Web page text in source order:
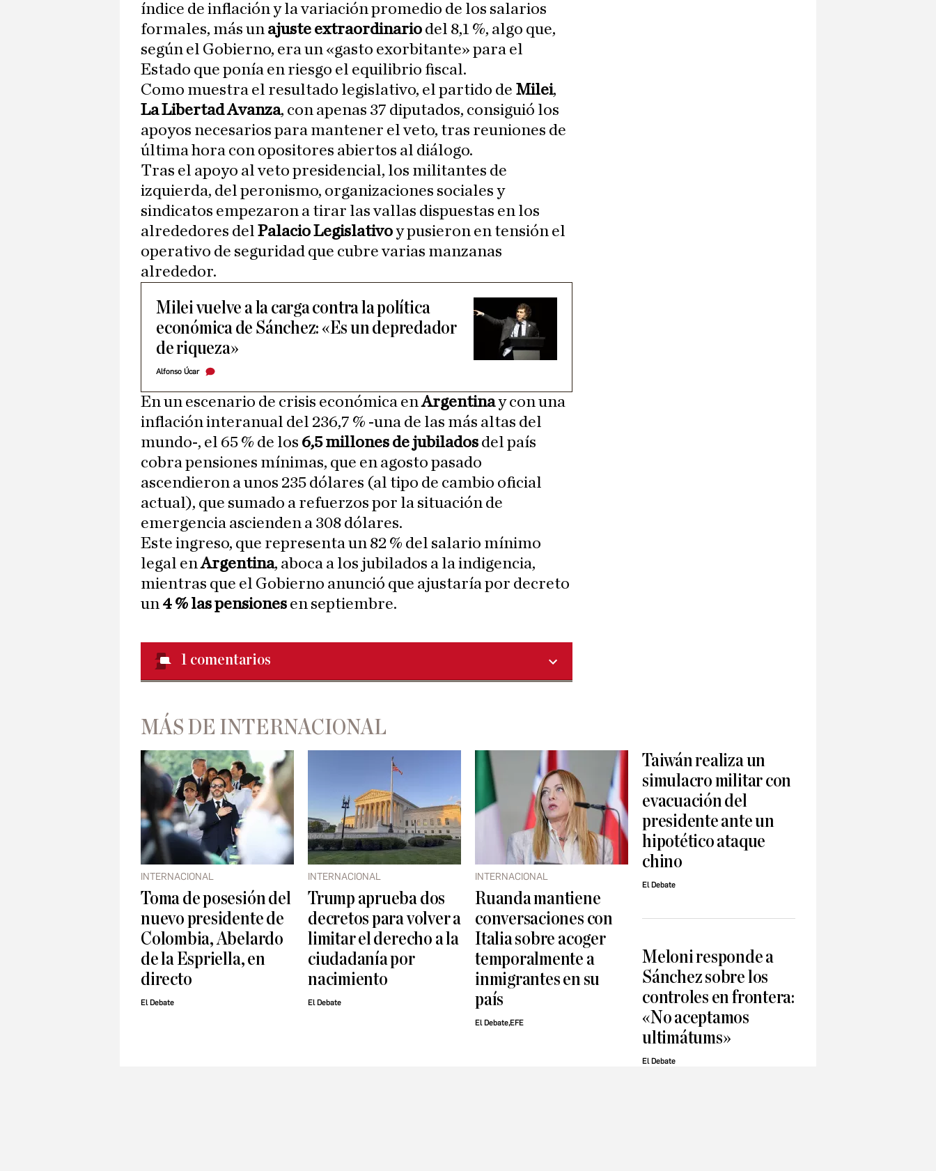
índice de inflación y la variación promedio de los salarios
formales, más un ajuste extraordinario del 8,1 %, algo que,
según el Gobierno, era un «gasto exorbitante» para el
Estado que ponía en riesgo el equilibrio fiscal.
Como muestra el resultado legislativo, el partido de Milei,
La Libertad Avanza, con apenas 37 diputados, consiguió los
apoyos necesarios para mantener el veto, tras reuniones de
última hora con opositores abiertos al diálogo.
Tras el apoyo al veto presidencial, los militantes de
izquierda, del peronismo, organizaciones sociales y
sindicatos empezaron a tirar las vallas dispuestas en los
alrededores del Palacio Legislativoy pusieron en tensión el
operativo de seguridad que cubre varias manzanas
alrededor.
Milei vuelve a la carga contra la política
económica de Sánchez: «Es un depredador
de riqueza»
Alfonso Úcar
En un escenario de crisis económica enArgentinay con una
inflación interanual del 236,7 % -una de las más altas del
mundo-, el 65 % de los 6,5 millones de jubilados del país
cobra pensiones mínimas, que en agosto pasado
ascendieron a unos 235 dólares (al tipo de cambio oficial
actual), que sumado a refuerzos por la situación de
emergencia ascienden a 308 dólares.
Este ingreso, que representa un 82 % del salario mínimo
legal enArgentina, aboca a los jubilados a la indigencia,
mientras que el Gobierno anunció que ajustaría por decreto
un 4 % las pensiones en septiembre.
1 comentarios
MÁS DE INTERNACIONAL
INTERNACIONAL
Toma de posesión del
nuevo presidente de
Colombia, Abelardo
de la Espriella, en
directo
El Debate
INTERNACIONAL
Trump aprueba dos
decretos para volver a
limitar el derecho a la
ciudadanía por
nacimiento
El Debate
INTERNACIONAL
Ruanda mantiene
conversaciones con
Italia sobre acoger
temporalmente a
inmigrantes en su
país
El Debate,EFE
Taiwán realiza un
simulacro militar con
evacuación del
presidente ante un
hipotético ataque
chino
El Debate
Meloni responde a
Sánchez sobre los
controles en frontera:
«No aceptamos
ultimátums»
El Debate